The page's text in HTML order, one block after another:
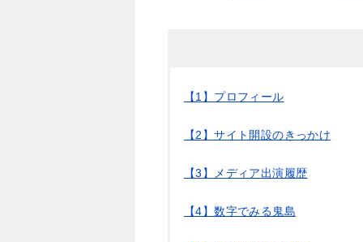
【1】プロフィール
【2】サイト開設のきっかけ
【3】メディア出演履歴
【4】数字でみる鬼島